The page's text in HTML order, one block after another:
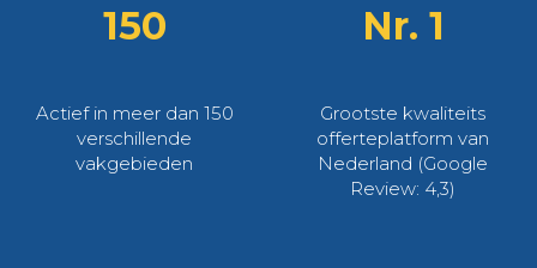
150
Actief in meer dan 150
verschillende
vakgebieden
Nr. 1
Grootste kwaliteits
offerteplatform van
Nederland (Google
Review: 4,3)